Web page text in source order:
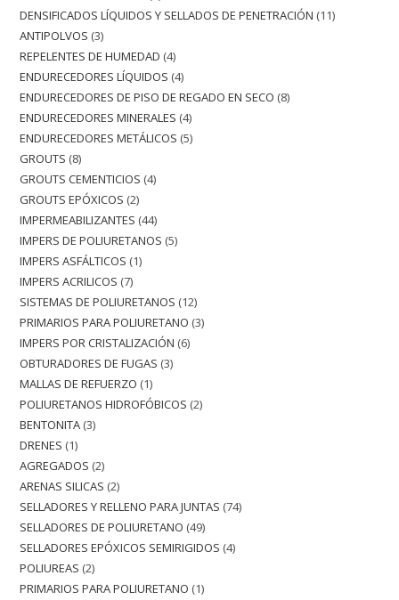
DENSIFICADOS LÍQUIDOS Y SELLADOS DE PENETRACIÓN 11
ANTIPOLVOS 3
REPELENTES DE HUMEDAD 4
ENDURECEDORES LÍQUIDOS 4
ENDURECEDORES DE PISO DE REGADO EN SECO 8
ENDURECEDORES MINERALES 4
ENDURECEDORES METÁLICOS 5
GROUTS 8
GROUTS CEMENTICIOS 4
GROUTS EPÓXICOS 2
IMPERMEABILIZANTES 44
IMPERS DE POLIURETANOS 5
IMPERS ASFÁLTICOS 1
IMPERS ACRILICOS 7
SISTEMAS DE POLIURETANOS 12
PRIMARIOS PARA POLIURETANO 3
IMPERS POR CRISTALIZACIÓN 6
OBTURADORES DE FUGAS 3
MALLAS DE REFUERZO 1
POLIURETANOS HIDROFÓBICOS 2
BENTONITA 3
DRENES 1
AGREGADOS 2
ARENAS SILICAS 2
SELLADORES Y RELLENO PARA JUNTAS 74
SELLADORES DE POLIURETANO 49
SELLADORES EPÓXICOS SEMIRIGIDOS 4
POLIUREAS 2
PRIMARIOS PARA POLIURETANO 1